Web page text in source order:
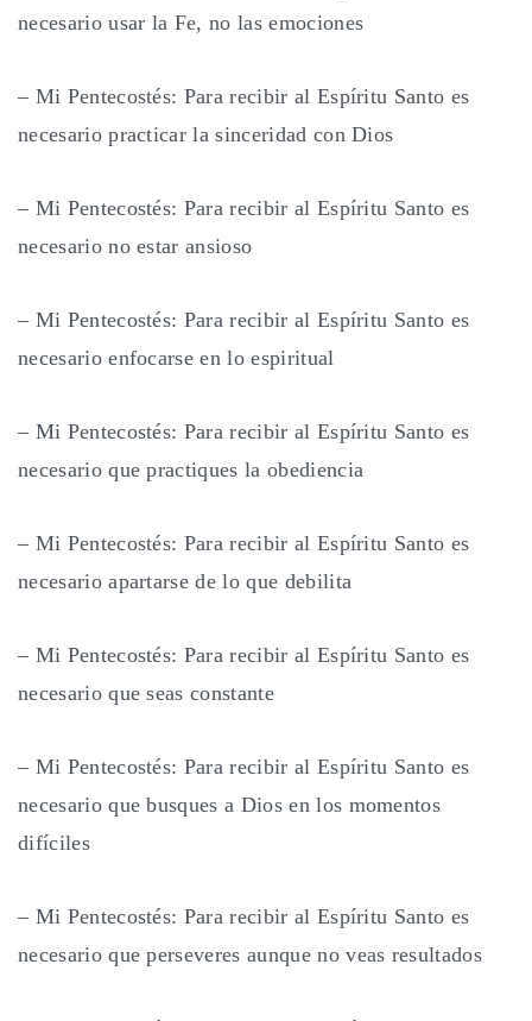
necesario usar la Fe, no las emociones
– Mi Pentecostés: Para recibir al Espíritu Santo es
necesario practicar la sinceridad con Dios
– Mi Pentecostés: Para recibir al Espíritu Santo es
necesario no estar ansioso
– Mi Pentecostés: Para recibir al Espíritu Santo es
necesario enfocarse en lo espiritual
– Mi Pentecostés: Para recibir al Espíritu Santo es
necesario que practiques la obediencia
– Mi Pentecostés: Para recibir al Espíritu Santo es
necesario apartarse de lo que debilita
– Mi Pentecostés: Para recibir al Espíritu Santo es
necesario que seas constante
– Mi Pentecostés: Para recibir al Espíritu Santo es
necesario que busques a Dios en los momentos
difíciles
– Mi Pentecostés: Para recibir al Espíritu Santo es
necesario que perseveres aunque no veas resultados